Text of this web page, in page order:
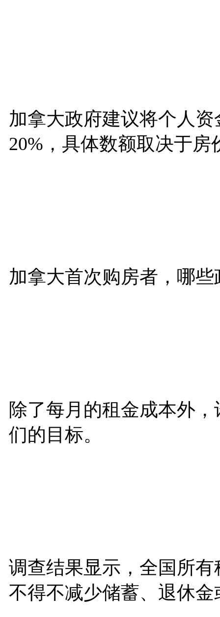
加拿大政府建议将个人
20%，具体数额取决于房
加拿大首次购房者，哪
除了每月的租金成本外
们的目标。
调查结果显示，全国所
不得不减少储蓄、退休